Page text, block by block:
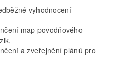
vyhodnocení
map povodňového
a zveřejnění plánů pro